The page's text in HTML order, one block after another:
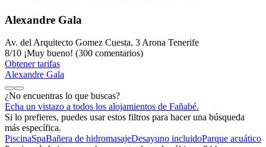
Alexandre Gala
Av. del Arquitecto Gomez Cuesta, 3 Arona Tenerife
8/10 ¡Muy bueno! (300 comentarios)
Obtener tarifas
Alexandre Gala
¿No encuentras lo que buscas?
Echa un vistazo a todos los alojamientos de Fañabé.
Si lo prefieres, puedes usar estos filtros para hacer una búsqueda
más específica.
PiscinaSpaBañera de hidromasajeDesayuno incluidoParque acuático